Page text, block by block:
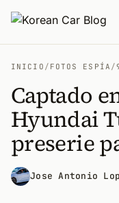
INICIO / FOTOS ESPÍA /
Captado
Hyundai
preserie
Jose Antonio